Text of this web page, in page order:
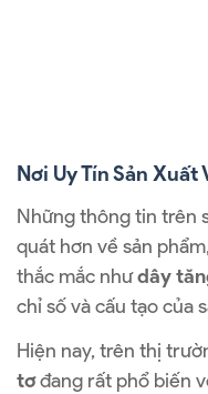
Nơi Uy Tín Sản Xuất
Những thông tin trên
quát hơn về sản
thắc mắc nhưdây
chỉ số và cấu tạo của
Hiện nay, trên thị
tơđang rất phổ biến